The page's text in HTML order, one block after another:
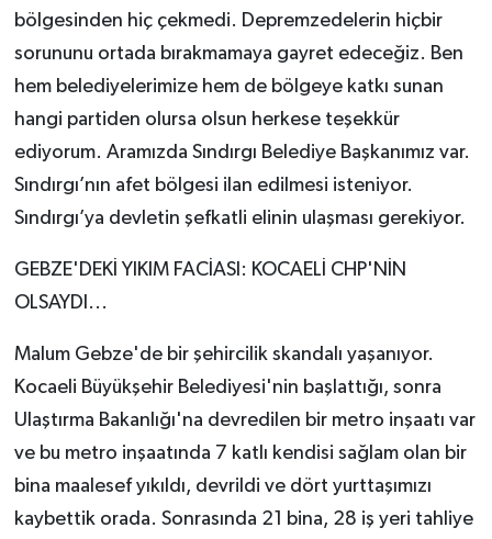
bölgesinden hiç çekmedi. Depremzedelerin hiçbir
sorununu ortada bırakmamaya gayret edeceğiz. Ben
hem belediyelerimize hem de bölgeye katkı sunan
hangi partiden olursa olsun herkese teşekkür
ediyorum. Aramızda Sındırgı Belediye Başkanımız var.
Sındırgı’nın afet bölgesi ilan edilmesi isteniyor.
Sındırgı’ya devletin şefkatli elinin ulaşması gerekiyor.
GEBZE'DEKİ YIKIM FACİASI: KOCAELİ CHP'NİN
OLSAYDI...
Malum Gebze'de bir şehircilik skandalı yaşanıyor.
Kocaeli Büyükşehir Belediyesi'nin başlattığı, sonra
Ulaştırma Bakanlığı'na devredilen bir metro inşaatı var
ve bu metro inşaatında 7 katlı kendisi sağlam olan bir
bina maalesef yıkıldı, devrildi ve dört yurttaşımızı
kaybettik orada. Sonrasında 21 bina, 28 iş yeri tahliye